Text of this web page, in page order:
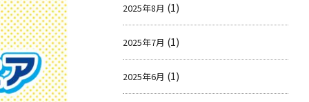
2025年8月 (1)
2025年7月 (1)
2025年6月 (1)